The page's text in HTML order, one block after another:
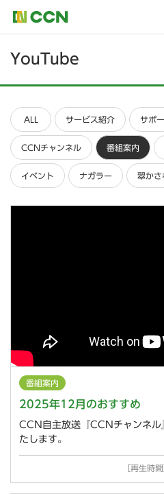
YouTube
ALL サービス紹介 サポ
CCNチャンネル 番組案内
イベント ナガラー 翠かさ
番組案内
2025年12月のおすすめ
CCN自主放送『CCNチャンネル
たします。
［再生時